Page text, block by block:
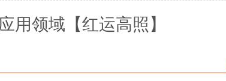
用领域【红运高照】